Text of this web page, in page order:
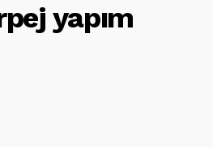
yapım